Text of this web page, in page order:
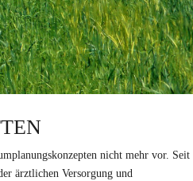
nicht mehr vor. Seit
ärztlichen Versorgung und